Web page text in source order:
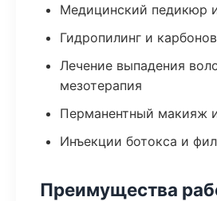
Медицинский педикюр
Гидропилинг и
Лечение выпадения
мезотерапия
Перманентный макияж
Инъекции ботокса и
Преимущества